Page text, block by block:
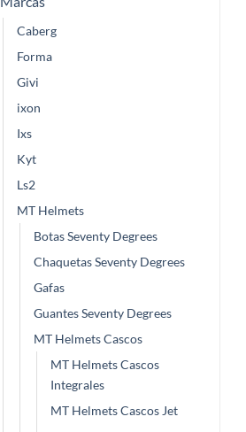
Caberg
Forma
Givi
ixon
Ixs
Kyt
Ls2
MT Helmets
Botas Seventy Degrees
Chaquetas Seventy Degrees
Gafas
Guantes Seventy Degrees
MT Helmets Cascos
MT Helmets Cascos
Integrales
MT Helmets Cascos Jet